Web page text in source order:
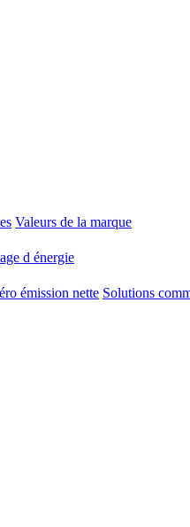
Valeurs de la marque
d énergie
émission nette Solutions